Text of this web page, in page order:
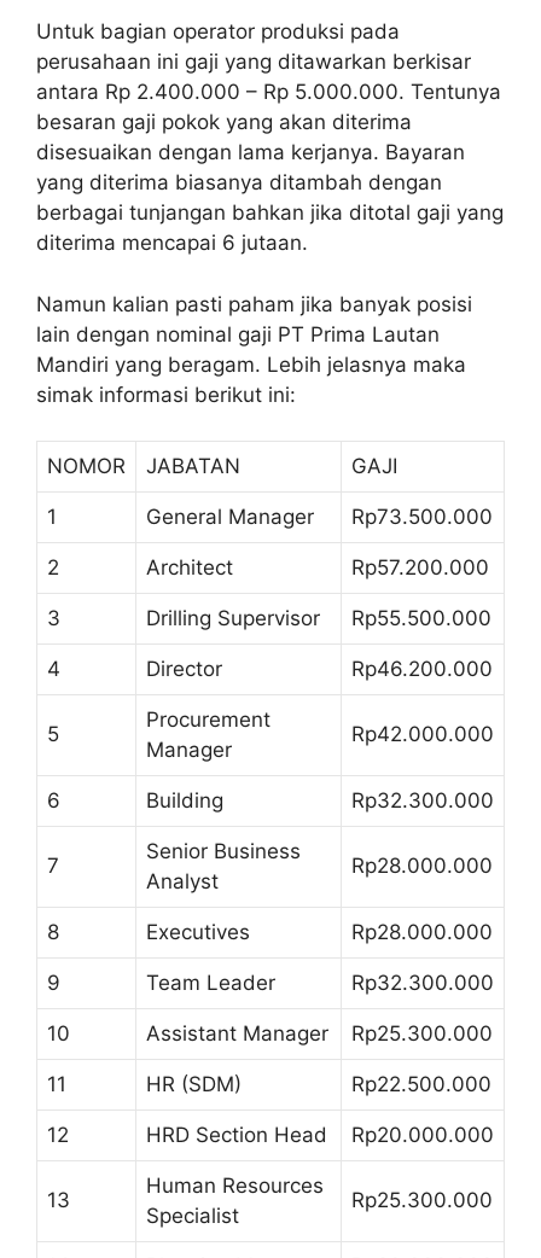
Untuk bagian operator produksi pada
perusahaan ini gaji yang ditawarkan berkisar
antara Rp 2.400.000 – Rp 5.000.000. Tentunya
besaran gaji pokok yang akan diterima
disesuaikan dengan lama kerjanya. Bayaran
yang diterima biasanya ditambah dengan
berbagai tunjangan bahkan jika ditotal gaji yang
diterima mencapai 6 jutaan.
Namun kalian pasti paham jika banyak posisi
lain dengan nominal gaji PT Prima Lautan
Mandiri yang beragam. Lebih jelasnya maka
simak informasi berikut ini:
NOMOR JABATAN GAJI
1 General Manager Rp73.500.000
2 Architect Rp57.200.000
3 Drilling Supervisor Rp55.500.000
4 Director Rp46.200.000
5
Procurement
Manager
Rp42.000.000
6 Building Rp32.300.000
7
Senior Business
Analyst
Rp28.000.000
8 Executives Rp28.000.000
9 Team Leader Rp32.300.000
10 Assistant Manager Rp25.300.000
11 HR (SDM) Rp22.500.000
12 HRD Section Head Rp20.000.000
13
Human Resources
Specialist
Rp25.300.000